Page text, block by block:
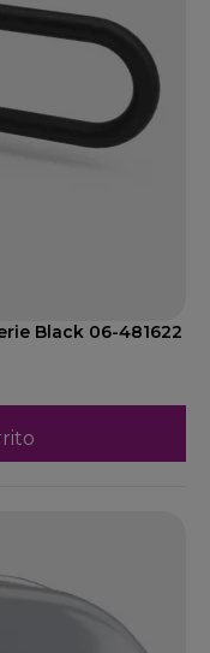
Black 06-481622